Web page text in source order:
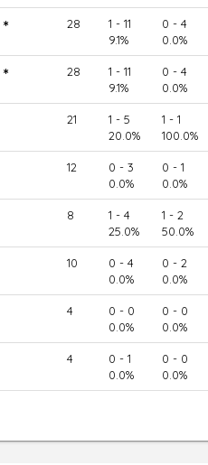
* 28
1 - 11
9.1%
0 - 4
0.0%
* 28
1 - 11
9.1%
0 - 4
0.0%
21
1 - 5
20.0%
1 - 1
100.0%
12
0 - 3
0.0%
0 - 1
0.0%
8
1 - 4
25.0%
1 - 2
50.0%
10
0 - 4
0.0%
0 - 2
0.0%
4
0 - 0
0.0%
0 - 0
0.0%
4
0 - 1
0.0%
0 - 0
0.0%